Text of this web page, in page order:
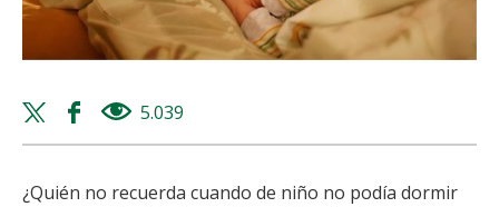
Twitter
share
Facebook
share
5.039
¿Quién no recuerda cuando de niño no podía dormir